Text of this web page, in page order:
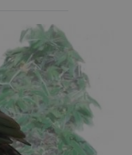
těžších
místem zrodu
tohoto
[…]